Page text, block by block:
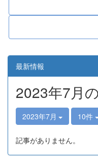
最新情報
2023年7月
2023年7月 10件
記事がありません。